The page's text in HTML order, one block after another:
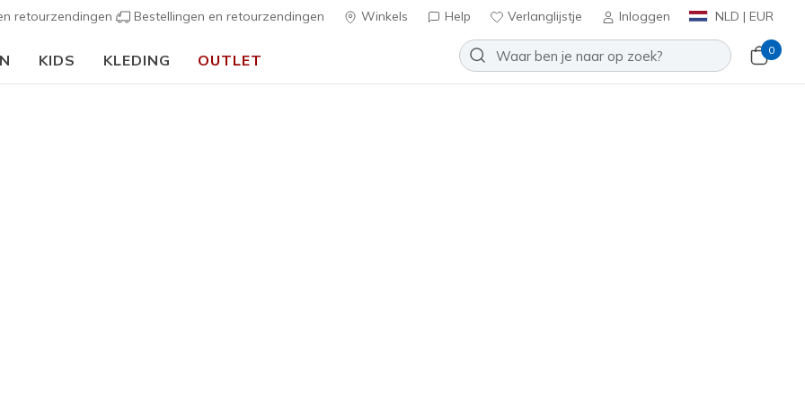
retourzendingen Bestellingen en retourzendingen Winkels Help Verlanglijstje Inloggen NLD | EUR
KIDS KLEDING OUTLET
0